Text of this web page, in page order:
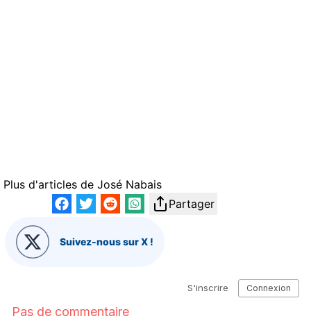
Plus d'articles de José Nabais
Partager
Suivez-nous sur X !